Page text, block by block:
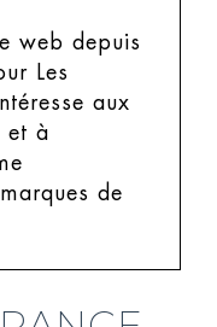
web depuis
Les
aux
et à
de